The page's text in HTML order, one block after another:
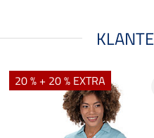
20 % + 20 % EXTRA